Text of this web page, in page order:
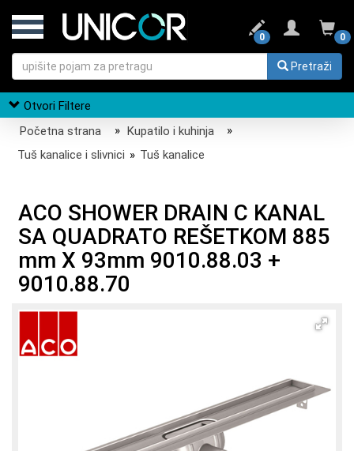
0
0
Pretraži
Otvori Filtere
Početna strana
» Kupatilo i kuhinja
»
Tuš kanalice i slivnici » Tuš kanalice
ACO SHOWER DRAIN C KANAL
SA QUADRATO REŠETKOM 885
mm X 93mm 9010.88.03 +
9010.88.70